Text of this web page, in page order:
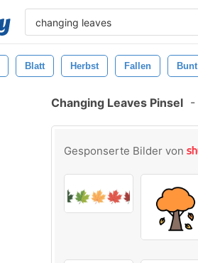
Blatt Herbst Fallen Bunt
Changing Leaves Pinsel -
Gesponserte Bilder von